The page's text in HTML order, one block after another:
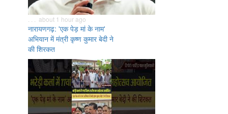
. . . about 1 hour ago
नारायणगढ़: 'एक पेड़ मां के नाम'
अभियान में मंत्री कृष्ण कुमार बेदी ने
की शिरकत